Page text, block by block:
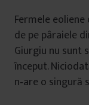
Fermele
de pe pâraiele
Giurgiu nu sunt
început.
n‑are o singură